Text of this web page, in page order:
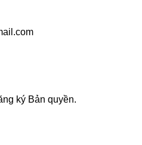
ký Bản quyền.